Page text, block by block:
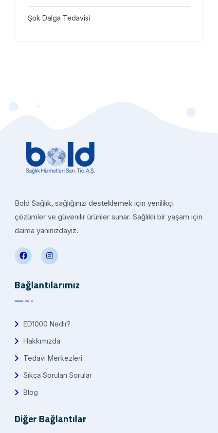
Şok Dalga Tedavisi
Bold Sağlık, sağlığınızı desteklemek için yenilikçi
çözümler ve güvenilir ürünler sunar. Sağlıklı bir yaşam için
daima yanınızdayız.
Bağlantılarımız
ED1000 Nedir?
Hakkımızda
Tedavi Merkezleri
Sıkça Sorulan Sorular
Blog
Diğer Bağlantılar